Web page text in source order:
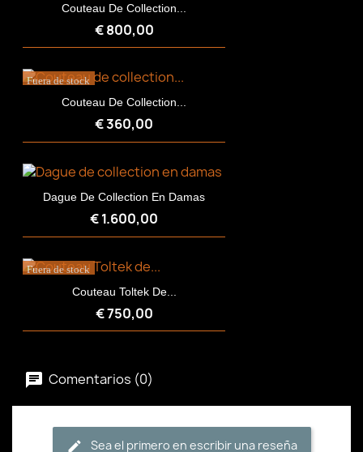
Couteau De Collection...
€ 800,00
Couteau De Collection...
€ 360,00
Fuera de stock
Dague De Collection En Damas
€ 1.600,00
Couteau Toltek De...
€ 750,00
Fuera de stock
Comentarios (0)
Sea el primero en escribir una reseña